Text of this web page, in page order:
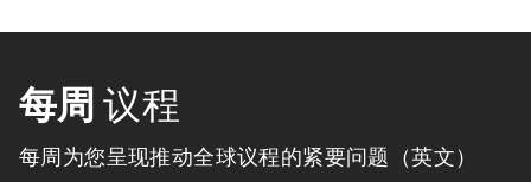
每周 议程
每周为您呈现推动全球议程的紧要问题（英文）